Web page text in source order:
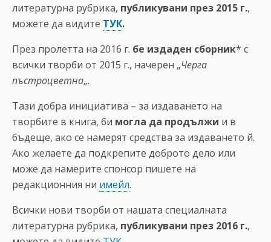
литературна рубрика, публикувани през 2015 г.,
можете да видите ТУК.
През пролетта на 2016 г. бе издаден сборник* с
всички творби от 2015 г., начерен „Черга
пъстроцветна„.
Тази добра инициатива – за издаването на
творбите в книга, би могла да продължи и в
бъдеще, ако се намерят средства за издаването й.
Ако желаете да подкрепите доброто дело или
може да намерите спонсор пишете на
редакционния ни имейл.
Всички нови творби от нашата специалната
литературна рубрика, публикувани през 2016 г.,